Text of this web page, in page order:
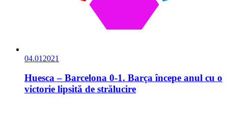
04.01 2021
Huesca – Barcelona 0-1. Barça începe anul cu o
victorie lipsită de strălucire